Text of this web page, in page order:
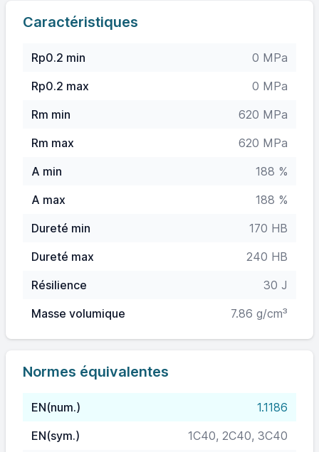
Caractéristiques
Rp0.2 min
0 MPa
Rp0.2 max
0 MPa
Rm min
620 MPa
Rm max
620 MPa
A min
188 %
A max
188 %
Dureté min
170 HB
Dureté max
240 HB
Résilience
30 J
Masse volumique
7.86 g/cm³
Normes équivalentes
EN(num.)
1.1186
EN(sym.)
1C40, 2C40, 3C40